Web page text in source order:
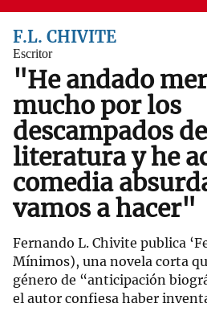
F.L. CHIVITE
Escritor
"He andado
mucho por los
descampados
literatura y he
comedia
vamos a hacer"
Fernando L. Chivite publica
Mínimos), una novela corta
género de “anticipación
el autor confiesa haber